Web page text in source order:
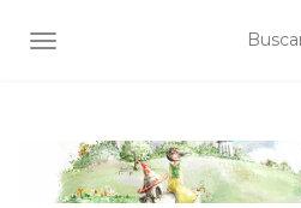
ALTERNAR NAVEGACIÓN